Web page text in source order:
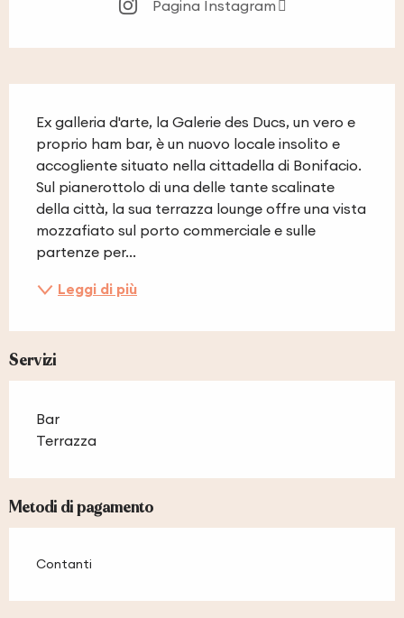
Pagina Instagram
Ex galleria d'arte, la Galerie des Ducs, un vero e
proprio ham bar, è un nuovo locale insolito e
accogliente situato nella cittadella di Bonifacio.
Sul pianerottolo di una delle tante scalinate
della città, la sua terrazza lounge offre una vista
mozzafiato sul porto commerciale e sulle
partenze per...
Leggi di più
Servizi
Bar
Terrazza
Metodi di pagamento
Contanti